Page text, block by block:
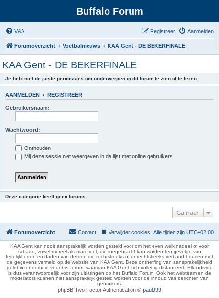
Buffalo Forum
V&A Aanmelden
Registreer
Forumoverzicht Voetbalnieuws KAA Gent - DE BEKERFINALE
KAA Gent - DE BEKERFINALE
Je hebt niet de juiste permissies om onderwerpen in dit forum te zien of te lezen.
AANMELDEN • REGISTREER
Gebruikersnaam:
Wachtwoord:
Onthouden
Mij deze sessie niet weergeven in de lijst met online gebruikers
Deze categorie heeft geen forums.
Ga naar
Forumoverzicht Alle tijden zijn UTC+02:00
Verwijder cookies
Contact
KAA Gent kan nooit aansprakelijk worden gesteld voor om het even welk nadeel of voor
schade, zowel moreel als materieel, die toegebracht kan worden ten gevolge van
feitelijkheden en daden van derden die rechtstreeks of onrechtstreeks verband houden met
de gegevens vermeld op de website van KAA Gent. Deze ontheffing van aansprakelijkheid
geldt inzonderheid voor het forum, waarvan KAA Gent zich volledig distantieert. Elk individu
is dus verantwoordelijk voor zijn uitlatingen op het Buffalo Forum. Ook het webteam en de
moderators kunnen niet aansprakelijk gesteld worden voor de inhoud van berichten van
gebruikers.
phpBB Two Factor Authentication © paul999